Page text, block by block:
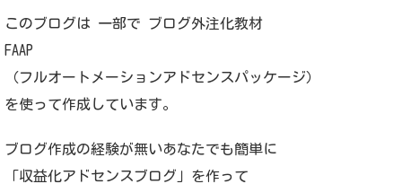
このブログは 一部で ブログ外注化教材
FAAP
（フルオートメーションアドセンスパッケージ）
を使って作成しています。
ブログ作成の経験が無いあなたでも簡単に
「収益化アドセンスブログ」を作って